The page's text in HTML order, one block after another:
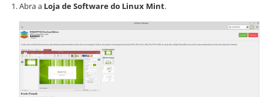
Abra a Loja de Software do Linux Mint.